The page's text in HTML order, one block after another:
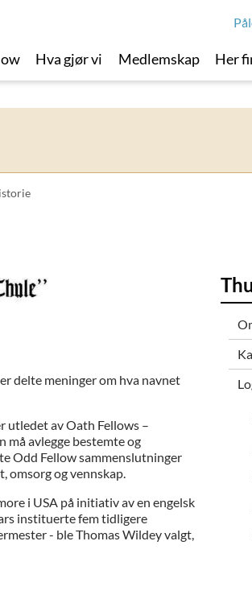
Hva gjør vi Medlemskap Her
delte meninger om hva navnet
utledet av Oath Fellows –
må avlegge bestemte og
Odd Fellow sammenslutninger
omsorg og vennskap.
i USA på initiativ av en engelsk
instituerte fem tidligere
- ble Thomas Wildey valgt,